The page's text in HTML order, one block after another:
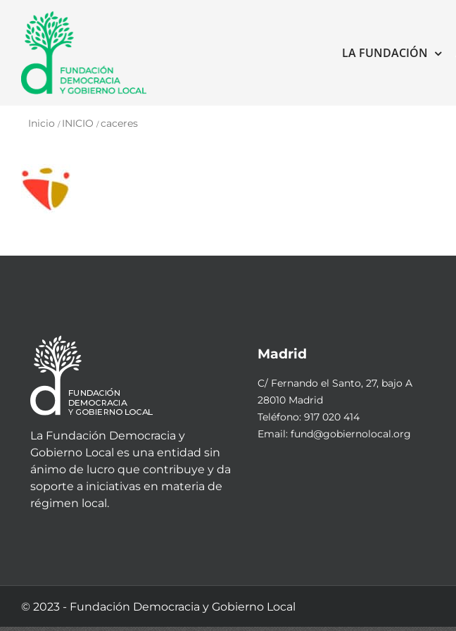
contenido
LA FUNDACIÓN
Inicio INICIO caceres
La Fundación Democracia y
Gobierno Local es una entidad sin
ánimo de lucro que contribuye y da
soporte a iniciativas en materia de
régimen local.
Madrid
C/ Fernando el Santo, 27, bajo A
28010 Madrid
Teléfono: 917 020 414
Email: fund@gobiernolocal.org
© 2023 - Fundación Democracia y Gobierno Local